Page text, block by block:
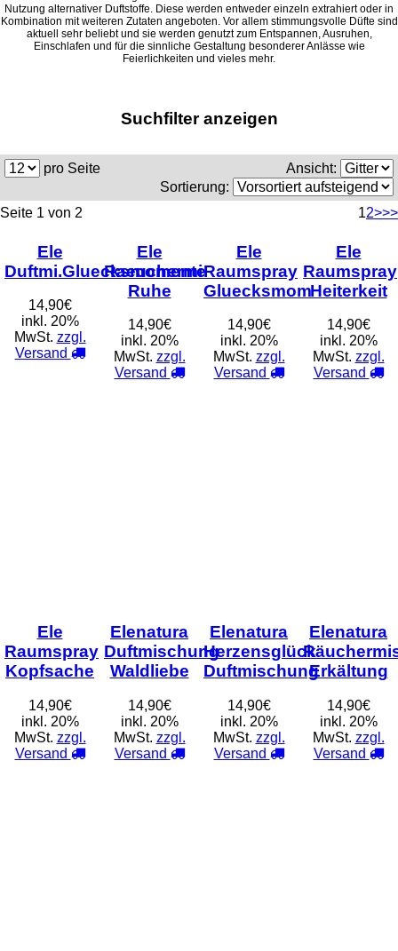
Nutzung alternativer Duftstoffe. Diese werden entweder einzeln extrahiert oder in
Kombination mit weiteren Zutaten angeboten. Vor allem stimmungsvolle Düfte sind
aktuell sehr beliebt und sie werden genutzt zum Entspannen, Ausruhen,
Einschlafen und für die sinnliche Gestaltung besonderer Anlässe wie
Feierlichkeiten und vieles mehr.
Suchfilter anzeigen
pro Seite
Ansicht:
Sortierung:
Seite 1 von 2
12>>>
Ele
Duftmi.Gluecksmomente
14,90€
inkl. 20%
MwSt. zzgl.
Versand
Ele
Raeuchermi
Ruhe
14,90€
inkl. 20%
MwSt. zzgl.
Versand
Ele
Raumspray
Gluecksmom
14,90€
inkl. 20%
MwSt. zzgl.
Versand
Ele
Raumspray
Heiterkeit
14,90€
inkl. 20%
MwSt. zzgl.
Versand
Ele
Raumspray
Kopfsache
14,90€
inkl. 20%
MwSt. zzgl.
Versand
Elenatura
Duftmischung
Waldliebe
14,90€
inkl. 20%
MwSt. zzgl.
Versand
Elenatura
Herzensglück
Duftmischung
14,90€
inkl. 20%
MwSt. zzgl.
Versand
Elenatura
Erkältung
14,90€
inkl. 20%
MwSt. zzgl.
Versand